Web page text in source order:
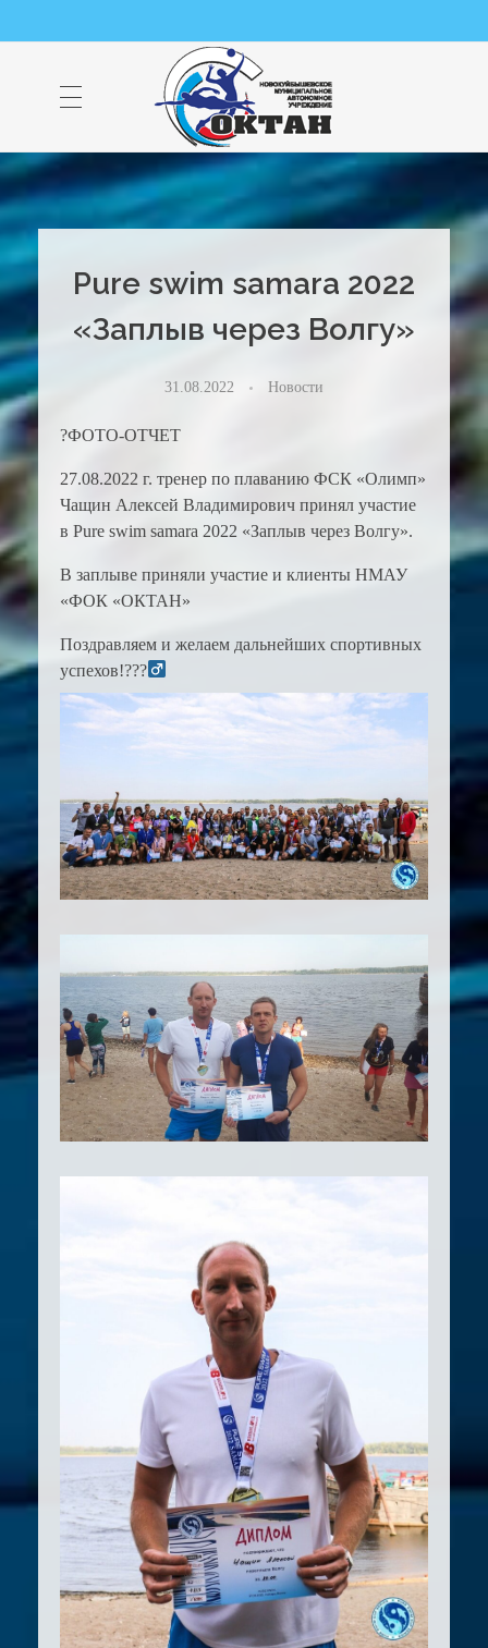
НМАУ "ФОК "ОКТАН" | Официальный сайт
Рure swim samara 2022
«Заплыв через Волгу»
31.08.2022 Новости
?ФОТО-ОТЧЕТ
27.08.2022 г. тренер по плаванию ФСК «Олимп»
Чащин Алексей Владимирович принял участие
в Рure swim samara 2022 «Заплыв через Волгу».
В заплыве приняли участие и клиенты НМАУ
«ФОК «ОКТАН»
Поздравляем и желаем дальнейших спортивных
успехов!???‍